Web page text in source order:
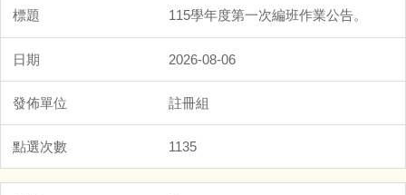
115學年度第一次編班作業公告。
2026-08-06
註冊組
1135